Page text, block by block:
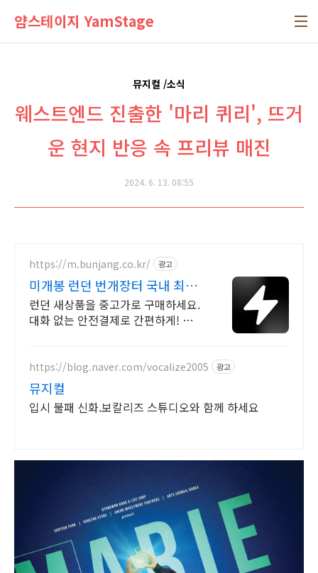
얌스테이지 YamStage
뮤지컬 /소식
웨스트엔드 진출한 '마리 퀴리', 뜨거
운 현지 반응 속 프리뷰 매진
2024. 6. 13. 08:55
https://m.bunjang.co.kr/ 광고
미개봉 런던 번개장터 국내 최대
브랜드 중고거래
런던 새상품을 중고가로 구매하세요.
대화 없는 안전결제로 간편하게! 전국
드
https://blog.naver.com/vocalize2005 광고
뮤지컬
입시 불패 신화.보칼리즈 스튜디오와 함께 하세요